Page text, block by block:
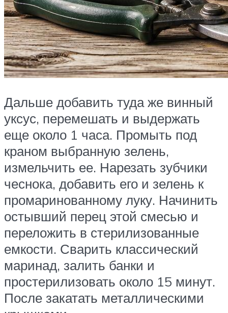
Дальше добавить туда же винный
уксус, перемешать и выдержать
еще около 1 часа. Промыть под
краном выбранную зелень,
измельчить ее. Нарезать зубчики
чеснока, добавить его и зелень к
промаринованному луку. Начинить
остывший перец этой смесью и
переложить в стерилизованные
емкости. Сварить классический
маринад, залить банки и
простерилизовать около 15 минут.
После закатать металлическими